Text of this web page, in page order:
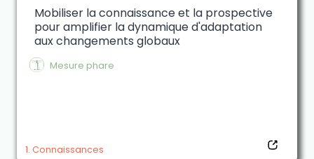
Mobiliser la connaissance et la prospective
pour amplifier la dynamique d'adaptation
aux changements globaux
$ Mesure phare
1. Connaissances